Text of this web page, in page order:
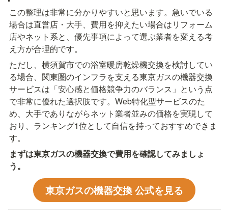
この整理は非常に分かりやすいと思います。急いでいる
場合は直営店・大手、費用を抑えたい場合はリフォーム
店やネット系と、優先事項によって選ぶ業者を変える考
え方が合理的です。
ただし、横須賀市での浴室暖房乾燥機交換を検討してい
る場合、関東圏のインフラを支える東京ガスの機器交換
サービスは「安心感と価格競争力のバランス」という点
で非常に優れた選択肢です。Web特化型サービスのた
め、大手でありながらネット業者並みの価格を実現して
おり、ランキング1位として自信を持っておすすめできま
す。
まずは東京ガスの機器交換で費用を確認してみましょ
う。
東京ガスの機器交換 公式を見る